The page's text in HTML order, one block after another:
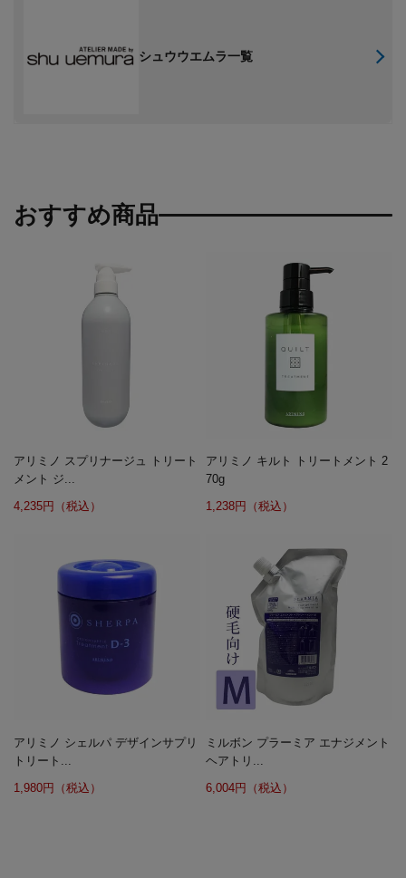
シュウウエムラ一覧
おすすめ商品
アリミノ スプリナージュ トリート
メント ジ...
4,235円（税込）
アリミノ キルト トリートメント 2
70g
1,238円（税込）
アリミノ シェルパ デザインサプリ
トリート...
1,980円（税込）
ミルボン プラーミア エナジメント
ヘアトリ...
6,004円（税込）